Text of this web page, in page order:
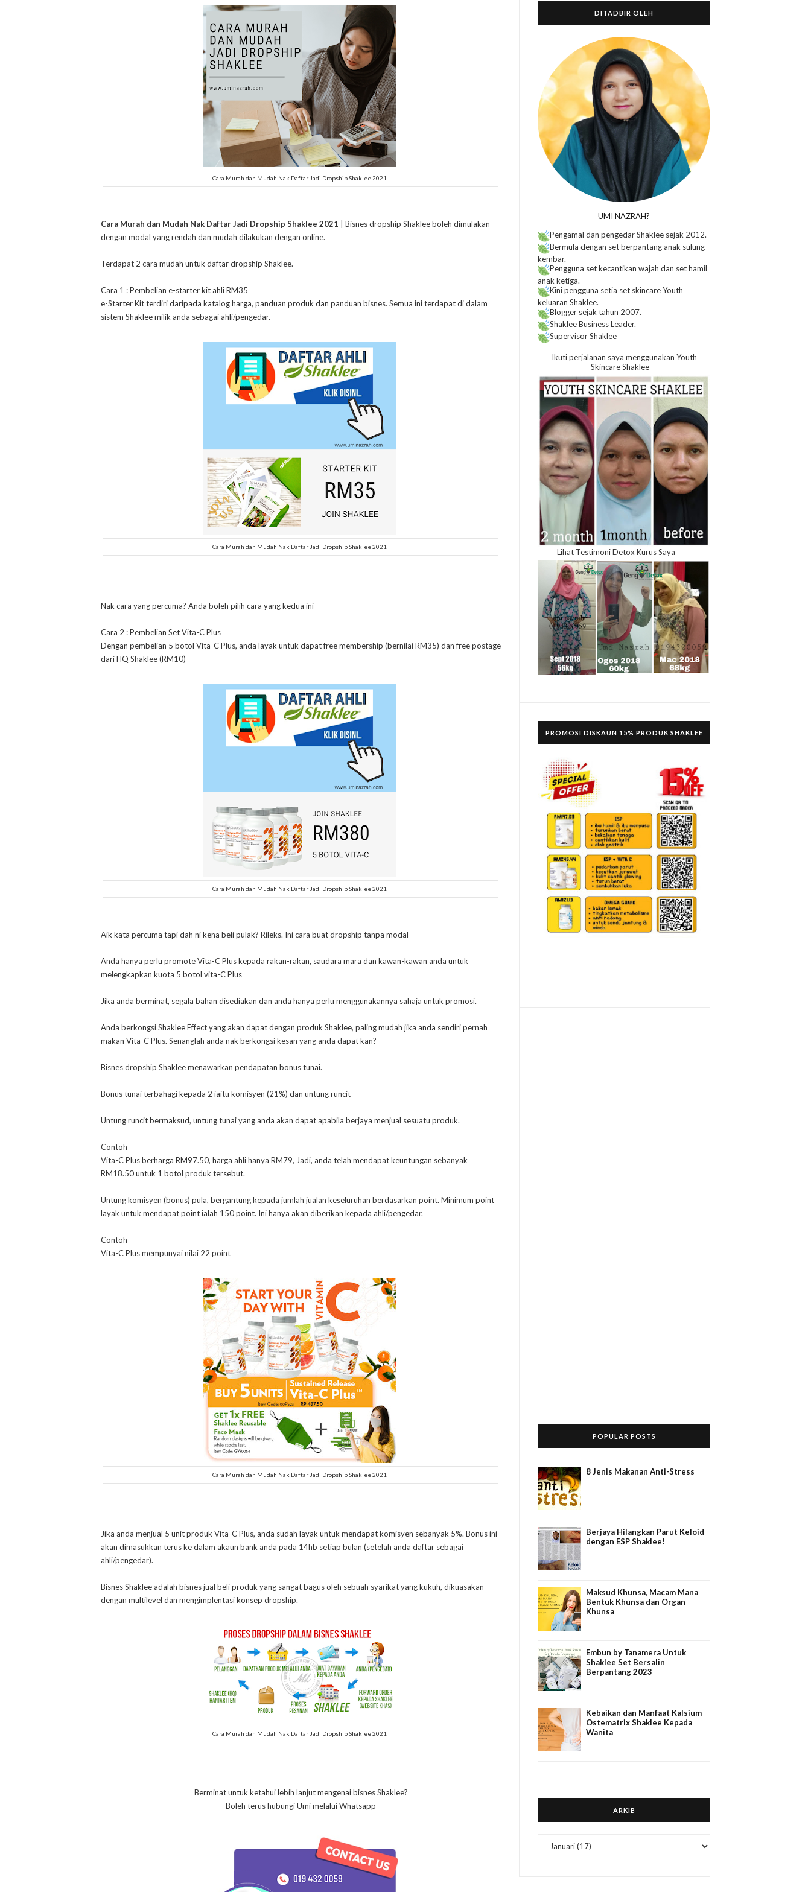
Cara Murah dan Mudah Nak Daftar Jadi Dropship Shaklee 2021
Cara Murah dan Mudah Nak Daftar Jadi Dropship Shaklee 2021 | Bisnes dropship Shaklee boleh dimulakan
dengan modal yang rendah dan mudah dilakukan dengan online.
Terdapat 2 cara mudah untuk daftar dropship Shaklee.
Cara 1 : Pembelian e-starter kit ahli RM35
e-Starter Kit terdiri daripada katalog harga, panduan produk dan panduan bisnes. Semua ini terdapat di dalam
sistem Shaklee milik anda sebagai ahli/pengedar.
Cara Murah dan Mudah Nak Daftar Jadi Dropship Shaklee 2021
Nak cara yang percuma? Anda boleh pilih cara yang kedua ini
Cara 2 : Pembelian Set Vita-C Plus
Dengan pembelian 5 botol Vita-C Plus, anda layak untuk dapat free membership (bernilai RM35) dan free postage
dari HQ Shaklee (RM10)
Cara Murah dan Mudah Nak Daftar Jadi Dropship Shaklee 2021
Aik kata percuma tapi dah ni kena beli pulak? Rileks. Ini cara buat dropship tanpa modal
Anda hanya perlu promote Vita-C Plus kepada rakan-rakan, saudara mara dan kawan-kawan anda untuk
melengkapkan kuota 5 botol vita-C Plus
Jika anda berminat, segala bahan disediakan dan anda hanya perlu menggunakannya sahaja untuk promosi.
Anda berkongsi Shaklee Effect yang akan dapat dengan produk Shaklee, paling mudah jika anda sendiri pernah
makan Vita-C Plus. Senanglah anda nak berkongsi kesan yang anda dapat kan?
Bisnes dropship Shaklee menawarkan pendapatan bonus tunai.
Bonus tunai terbahagi kepada 2 iaitu komisyen (21%) dan untung runcit
Untung runcit bermaksud, untung tunai yang anda akan dapat apabila berjaya menjual sesuatu produk.
Contoh
Vita-C Plus berharga RM97.50, harga ahli hanya RM79, Jadi, anda telah mendapat keuntungan sebanyak
RM18.50 untuk 1 botol produk tersebut.
Untung komisyen (bonus) pula, bergantung kepada jumlah jualan keseluruhan berdasarkan point. Minimum point
layak untuk mendapat point ialah 150 point. Ini hanya akan diberikan kepada ahli/pengedar.
Contoh
Vita-C Plus mempunyai nilai 22 point
Cara Murah dan Mudah Nak Daftar Jadi Dropship Shaklee 2021
Jika anda menjual 5 unit produk Vita-C Plus, anda sudah layak untuk mendapat komisyen sebanyak 5%. Bonus ini
akan dimasukkan terus ke dalam akaun bank anda pada 14hb setiap bulan (setelah anda daftar sebagai
ahli/pengedar).
Bisnes Shaklee adalah bisnes jual beli produk yang sangat bagus oleh sebuah syarikat yang kukuh, dikuasakan
dengan multilevel dan mengimplentasi konsep dropship.
Cara Murah dan Mudah Nak Daftar Jadi Dropship Shaklee 2021
Berminat untuk ketahui lebih lanjut mengenai bisnes Shaklee?
Boleh terus hubungi Umi melalui Whatsapp
r
DITADBIR OLEH
UMI NAZRAH?
Pengamal dan pengedar Shaklee sejak 2012.
Bermula dengan set berpantang anak sulung
kembar.
Pengguna set kecantikan wajah dan set hamil
anak ketiga.
Kini pengguna setia set skincare Youth
keluaran Shaklee.
Blogger sejak tahun 2007.
Shaklee Business Leader.
Supervisor Shaklee
Ikuti perjalanan saya menggunakan Youth
Skincare Shaklee
Lihat Testimoni Detox Kurus Saya
PROMOSI DISKAUN 15% PRODUK SHAKLEE
POPULAR POSTS
8 Jenis Makanan Anti-Stress
Berjaya Hilangkan Parut Keloid
dengan ESP Shaklee!
Maksud Khunsa, Macam Mana
Bentuk Khunsa dan Organ
Khunsa
Embun by Tanamera Untuk
Shaklee Set Bersalin
Berpantang 2023
Kebaikan dan Manfaat Kalsium
Ostematrix Shaklee Kepada
Wanita
ARKIB